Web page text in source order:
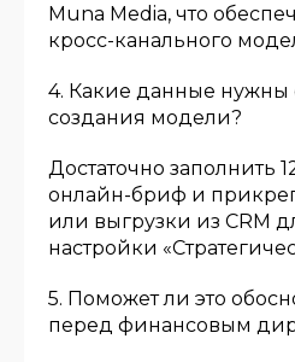
Muna Media, что
кросс-канального
4. Какие данные нужны
создания модели?
Достаточно заполнить
онлайн-бриф и
или выгрузки из CRM
настройки
5. Поможет ли это
перед финансовым